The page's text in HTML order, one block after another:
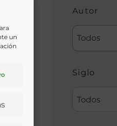
un
Autor
Todos
Siglo
Todos